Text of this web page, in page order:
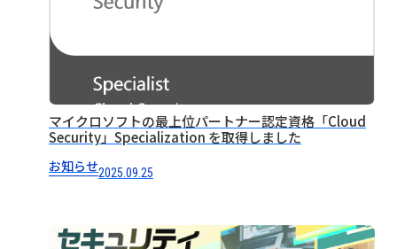
マイクロソフトの最上位パートナー認定資格「Cloud
Security」Specialization を取得しました
お知らせ2025.09.25